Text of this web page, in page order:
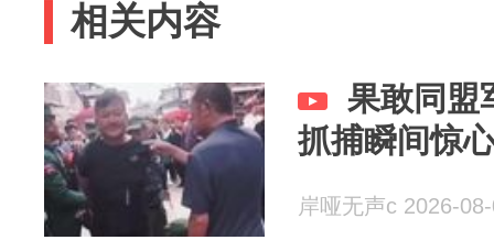
相关内容
果敢同盟
抓捕瞬间惊
岸哑无声c 2026-